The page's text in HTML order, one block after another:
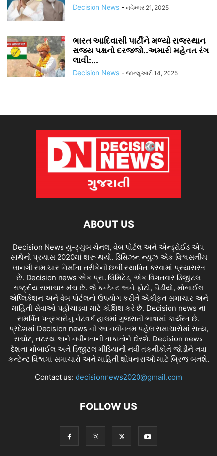
Decision News - નવેમ્બર 21, 2025
ભારત આદિવાસી પાર્ટીને મળ્યો રાજસ્થાન
રાજ્ય પક્ષનો દરજ્જો..અમારી મહેનત રંગ
લાવી:...
Decision News - જાન્યુઆરી 14, 2025
ABOUT US
Decision News યુ-ટ્યુબ ચેનલ, વેબ પોર્ટલ અને એન્ડ્રોઈડ એપ
સાથેનો પ્રયાસ 2020માં શરૂ થયો. ડિસિઝન ન્યુઝ એક વિશ્વસનીય
ખાનગી સમાચાર નિર્માતા તરીકેની છબી સ્થાપિત કરવામાં પ્રયાસરત
છે. Decision news એક પ્રા. લિમિટેડ, એક વિગતવાર ડિજીટલ
રાષ્ટ્રીય સમાચાર મંચ છે. જે કન્ટેન્ટ અને ફોટો, વિડીયો, મોબાઈલ
એપ્લિકેશન અને વેબ પોર્ટલનો ઉપયોગ કરીને એકીકૃત સમાચાર અને
માહિતી સેવાઓ પહોંચાડવા માટે કોશિશ કરે છે. Decision news ના
સમર્પિત પત્રકારોનું નેટવર્ક હાલમાં ગુજરાતી ભાષામાં કાર્યરત છે.
પ્રદેશમાં Decision news ની આ નવીનતમ પહેલ સમાચારોમાં સત્ય,
સચોટ, તટસ્થ અને નવીનતાની તાકાતોને દોરશે. Decision news
દેશના મોબાઈલ અને ડિજીટલ મીડિયાની નવી તકનીકોને જોડીને નવા
કન્ટેન્ટ વિશ્વમાં સમાચારો અને માહિતી શોધનારાઓ માટે બ્રિજ બનશે.
Contact us: decisionnews2020@gmail.com
FOLLOW US